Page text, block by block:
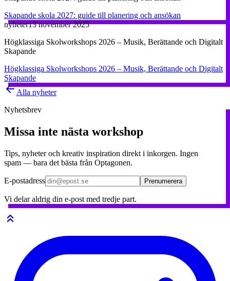
Skapande skola 2027: guide till planering och ansökan
nyheter13 november 2025
Högklassiga Skolworkshops 2026 – Musik, Berättande och Digitalt
Skapande
Högklassiga Skolworkshops 2026 – Musik, Berättande och Digitalt
Skapande
Alla nyheter
Nyhetsbrev
Missa inte nästa workshop
Tips, nyheter och kreativ inspiration direkt i inkorgen. Ingen
spam — bara det bästa från Optagonen.
E-postadress Prenumerera
Vi delar aldrig din e-post med tredje part.